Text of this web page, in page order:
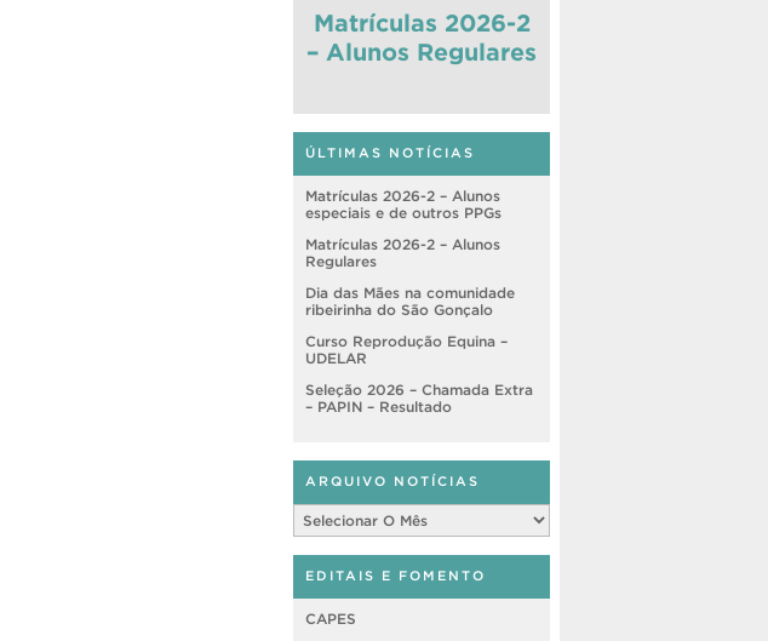
Matrículas 2026-2
– Alunos Regulares
ÚLTIMAS NOTÍCIAS
Matrículas 2026-2 – Alunos
especiais e de outros PPGs
Matrículas 2026-2 – Alunos
Regulares
Dia das Mães na comunidade
ribeirinha do São Gonçalo
Curso Reprodução Equina –
UDELAR
Seleção 2026 – Chamada Extra
– PAPIN – Resultado
ARQUIVO NOTÍCIAS
Notícias
EDITAIS E FOMENTO
CAPES